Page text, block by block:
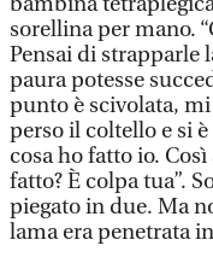
sorellina per mano.
Pensai di strapparle
paura potesse
punto è scivolata,
perso il coltello e si
cosa ho fatto io.
fatto? È colpa tua”.
piegato in due. Ma
lama era penetrata